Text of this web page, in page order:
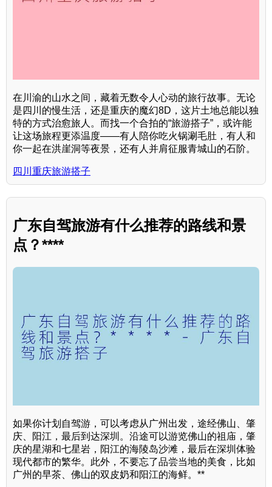
在川渝的山水之间，藏着无数令人心动的旅行故事。无论
是四川的慢生活，还是重庆的魔幻8D，这片土地总能以独
特的方式治愈旅人。而找一个合拍的“旅游搭子”，或许能
让这场旅程更添温度——有人陪你吃火锅涮毛肚，有人和
你一起在洪崖洞等夜景，还有人并肩征服青城山的石阶。
四川重庆旅游搭子
广东自驾旅游有什么推荐的路线和景
点？****
如果你计划自驾游，可以考虑从广州出发，途经佛山、肇
庆、阳江，最后到达深圳。沿途可以游览佛山的祖庙，肇
庆的星湖和七星岩，阳江的海陵岛沙滩，最后在深圳体验
现代都市的繁华。此外，不要忘了品尝当地的美食，比如
广州的早茶、佛山的双皮奶和阳江的海鲜。**